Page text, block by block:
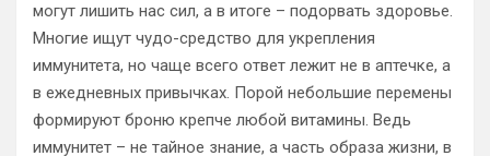
могут лишить нас сил, а в итоге – подорвать здоровье.
Многие ищут чудо-средство для укрепления
иммунитета, но чаще всего ответ лежит не в аптечке, а
в ежедневных привычках. Порой небольшие перемены
формируют броню крепче любой витамины. Ведь
иммунитет – не тайное знание, а часть образа жизни, в